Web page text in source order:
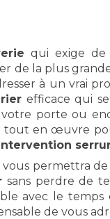
qui exige de
de la plus
à un vrai
efficace qui
porte ou
tout en œuvre
vous permettra
sans perdre de
avec le temps
de vous